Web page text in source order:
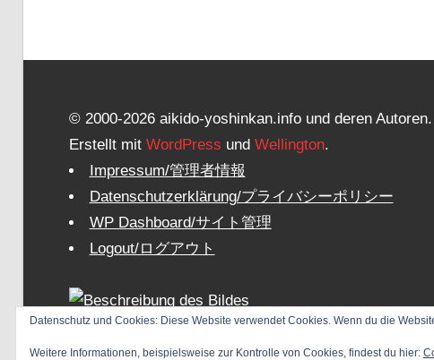
© 2000-2026 aikido-yoshinkan.info und deren
Erstellt mit WordPress und Wellington.
Impressum/管理者情報
Datenschutzerklärung/プライバシーポリシー
WP Dashboard/サイト管理
Logout/ログアウト
Datenschutz und Cookies: Diese Website verwendet Cookies. Wenn du die
Weitere Informationen, beispielsweise zur Kontrolle von Cookies, findest du hier: